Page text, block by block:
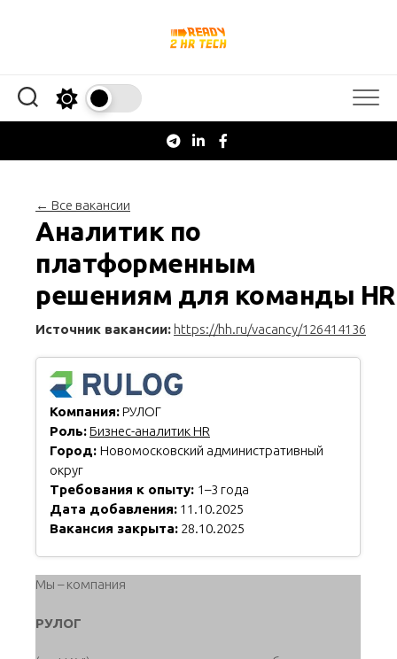
← Все вакансии
Аналитик по
платформенным
решениям для команды HR
Источник вакансии: https://hh.ru/vacancy/126414136
Компания:РУЛОГ
Роль:Бизнес-аналитик HR
Город: Новомосковский административный
округ
Требования к опыту: 1–3 года
Дата добавления: 11.10.2025
Вакансия закрыта: 28.10.2025
Мы – компания
РУЛОГ